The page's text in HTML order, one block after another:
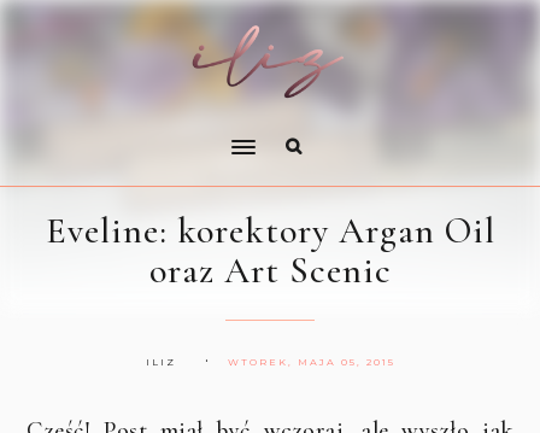
Eveline: korektory Argan Oil
oraz Art Scenic
ILIZ WTOREK, MAJA 05, 2015